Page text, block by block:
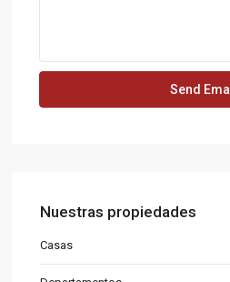
Nuestras propiedades
Casas